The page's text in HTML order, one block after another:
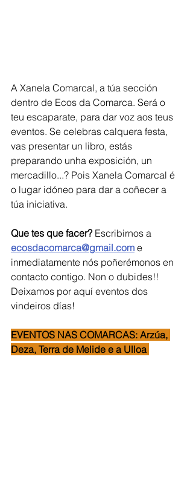
A Xanela Comarcal, a túa sección
dentro de Ecos da Comarca. Será o
teu escaparate, para dar voz aos teus
eventos. Se celebras calquera festa,
vas presentar un libro, estás
preparando unha exposición, un
mercadillo...? Pois Xanela Comarcal é
o lugar idóneo para dar a coñecer a
túa iniciativa.
Que tes que facer? Escribirnos a
ecosdacomarca@gmail.com e
inmediatamente nós poñerémonos en
contacto contigo. Non o dubides!!
Deixamos por aquí eventos dos
vindeiros días!
EVENTOS NAS COMARCAS: Arzúa,
Deza, Terra de Melide e a Ulloa